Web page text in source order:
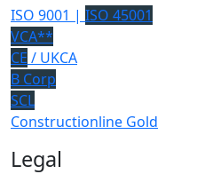
ISO 9001 | ISO 45001
VCA**
CE / UKCA
B Corp
SCL
Constructionline Gold
Legal